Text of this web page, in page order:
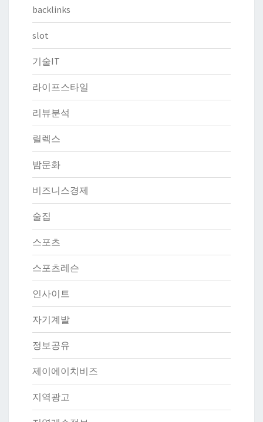
backlinks
slot
기술IT
라이프스타일
리뷰분석
릴렉스
밤문화
비즈니스경제
술집
스포츠
스포츠레슨
인사이트
자기계발
정보공유
제이에이치비즈
지역광고